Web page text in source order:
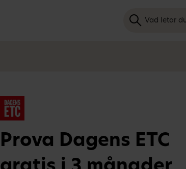
Sök
Prova Dagens ETC